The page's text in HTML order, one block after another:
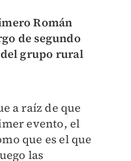
Román
de segundo
grupo rural
a raíz de que
evento, el
que es el que
las